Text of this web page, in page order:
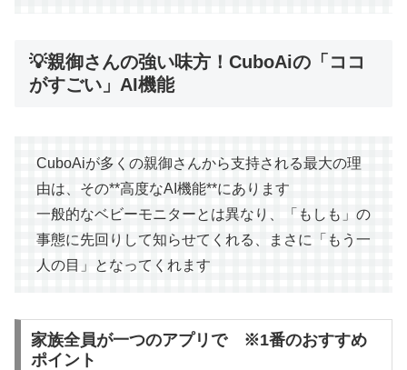
💡親御さんの強い味方！CuboAiの「ココ
がすごい」AI機能
CuboAiが多くの親御さんから支持される最大の理
由は、その**高度なAI機能**にあります
一般的なベビーモニターとは異なり、「もしも」の
事態に先回りして知らせてくれる、まさに「もう一
人の目」となってくれます
家族全員が一つのアプリで ※1番のおすすめ
ポイント